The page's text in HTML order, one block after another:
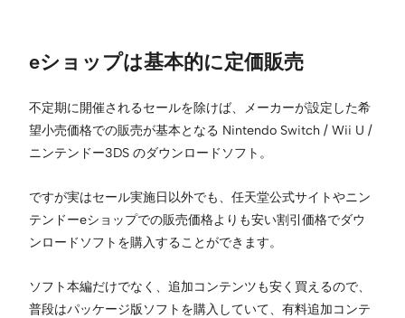
eショップは基本的に定価販売
不定期に開催されるセールを除けば、メーカーが設定した希
望小売価格での販売が基本となる Nintendo Switch / Wii U /
ニンテンドー3DS のダウンロードソフト。
ですが実はセール実施日以外でも、任天堂公式サイトやニン
テンドーeショップでの販売価格よりも安い割引価格でダウ
ンロードソフトを購入することができます。
ソフト本編だけでなく、追加コンテンツも安く買えるので、
普段はパッケージ版ソフトを購入していて、有料追加コンテ